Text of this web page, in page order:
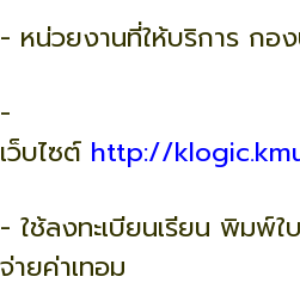
- หน่วยงานที่ให้บริการ กอ
-
เว็บไซต์ http://
- ใช้ลงทะเบียนเรียน พิมพ์
จ่ายค่าเทอม